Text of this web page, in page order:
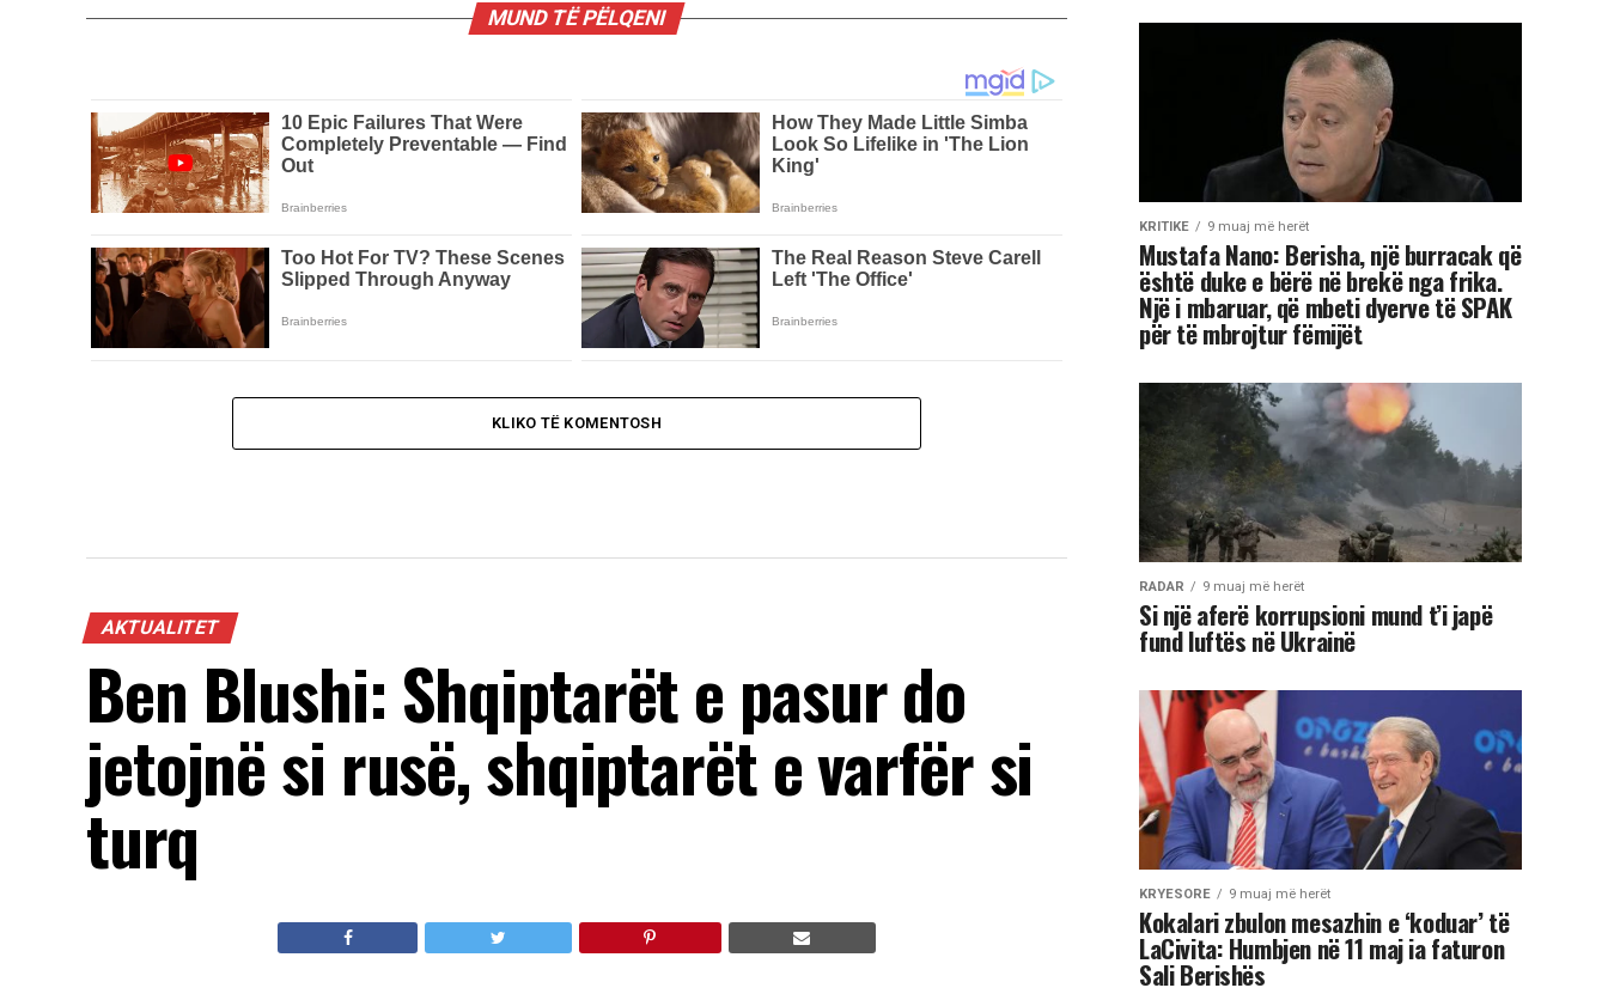
MUND TË PËLQENI
KLIKO TË KOMENTOSH
AKTUALITET
Ben Blushi: Shqiptarët e pasur do
jetojnë si rusë, shqiptarët e varfër si
turq
KRITIKE 9 muaj më herët
Mustafa Nano: Berisha, një burracak që
është duke e bërë në brekë nga frika.
Një i mbaruar, që mbeti dyerve të SPAK
për të mbrojtur fëmijët
RADAR 9 muaj më herët
Si një aferë korrupsioni mund t’i japë
fund luftës në Ukrainë
KRYESORE 9 muaj më herët
Kokalari zbulon mesazhin e ‘koduar’ të
LaCivita: Humbjen në 11 maj ia faturon
Sali Berishës